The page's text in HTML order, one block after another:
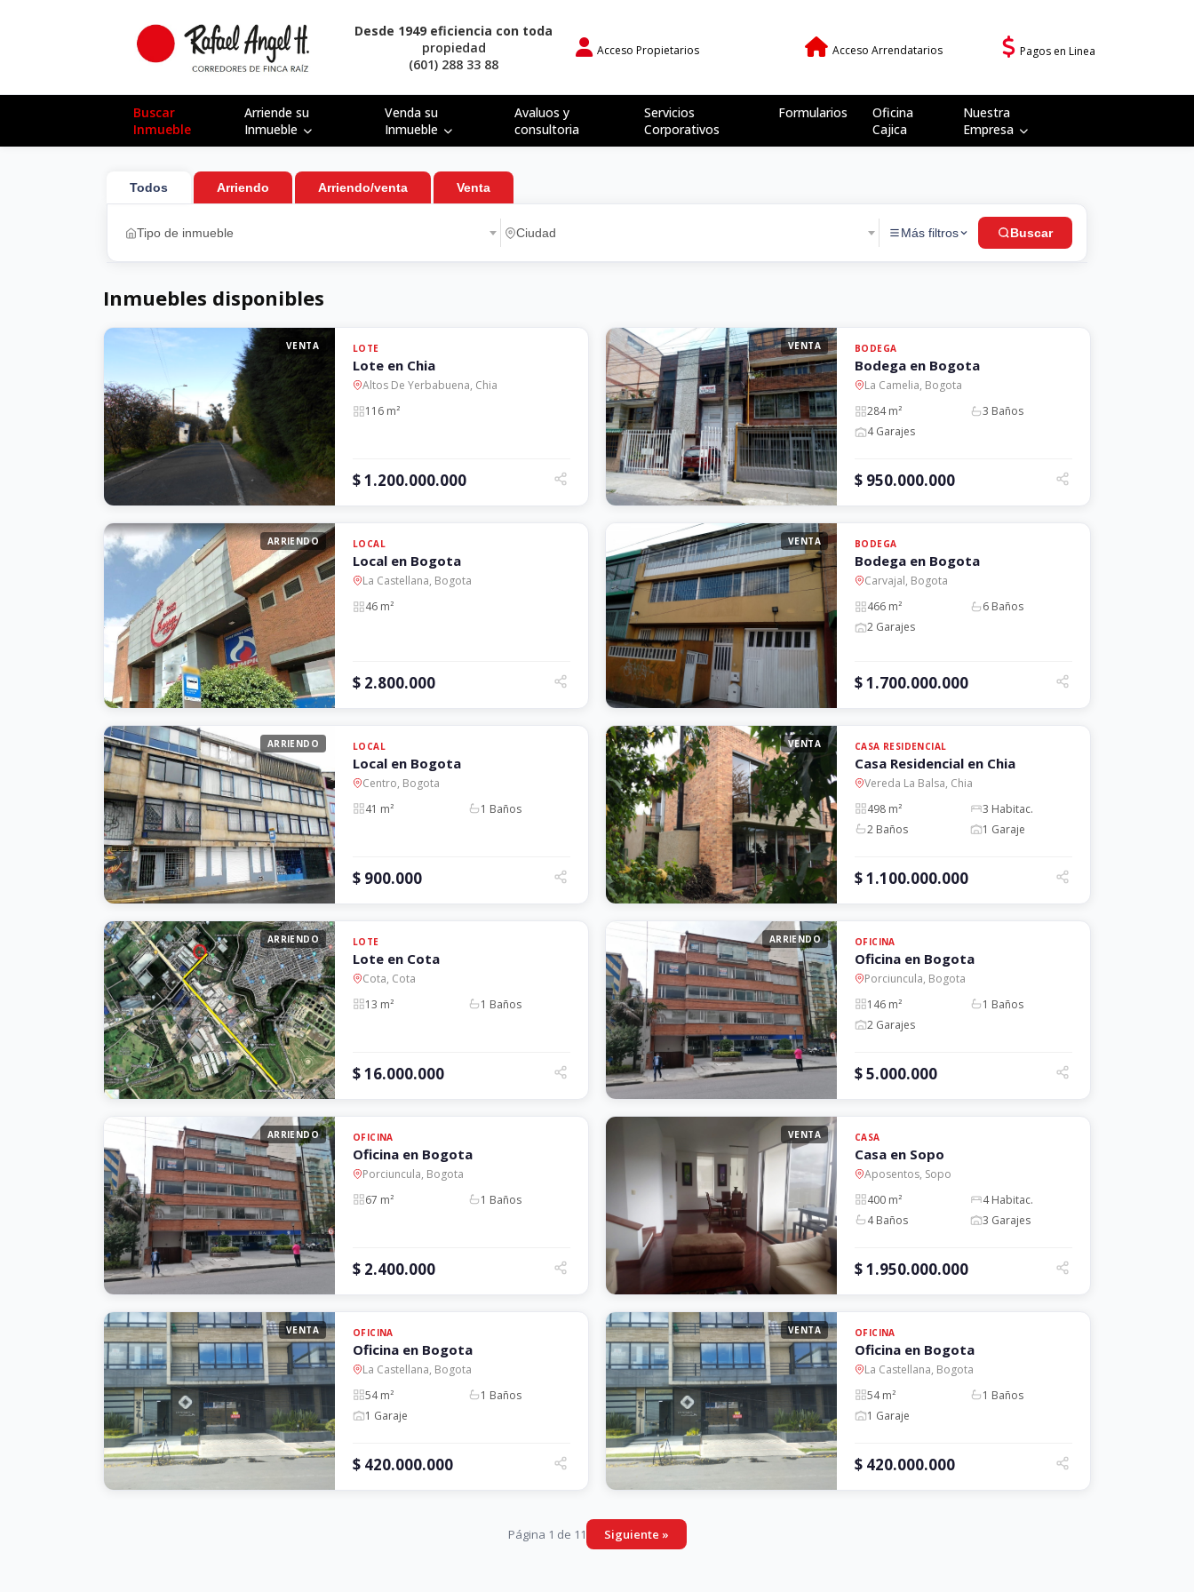
Desde 1949 eficiencia con toda
propiedad
(601) 288 33 88
Acceso Propietarios Acceso Arrendatarios Pagos en Linea
Buscar
Inmueble
Arriende su
Inmueble
Venda su
Inmueble
Avaluos y
consultoria
Servicios
Corporativos
Formularios
Oficina
Cajica
Nuestra
Empresa
Todos Arriendo Arriendo/venta Venta
Más filtros Buscar
PRECIO MÍNIMO PRECIO MÁXIMO ÁREA MÁXIMA M²
Buscar inmuebles
Inmuebles disponibles
VENTA LOTE
Lote en Chia
Altos De Yerbabuena, Chia
116 m²
$ 1.200.000.000
VENTA BODEGA
Bodega en Bogota
La Camelia, Bogota
284 m²
3 Baños
4 Garajes
$ 950.000.000
ARRIENDO LOCAL
Local en Bogota
La Castellana, Bogota
46 m²
$ 2.800.000
VENTA BODEGA
Bodega en Bogota
Carvajal, Bogota
466 m²
6 Baños
2 Garajes
$ 1.700.000.000
ARRIENDO LOCAL
Local en Bogota
Centro, Bogota
41 m²
1 Baños
$ 900.000
VENTA CASA RESIDENCIAL
Casa Residencial en Chia
Vereda La Balsa, Chia
498 m²
3 Habitac.
2 Baños
1 Garaje
$ 1.100.000.000
ARRIENDO LOTE
Lote en Cota
Cota, Cota
13 m²
1 Baños
$ 16.000.000
ARRIENDO OFICINA
Oficina en Bogota
Porciuncula, Bogota
146 m²
1 Baños
2 Garajes
$ 5.000.000
ARRIENDO OFICINA
Oficina en Bogota
Porciuncula, Bogota
67 m²
1 Baños
$ 2.400.000
VENTA CASA
Casa en Sopo
Aposentos, Sopo
400 m²
4 Habitac.
4 Baños
3 Garajes
$ 1.950.000.000
VENTA OFICINA
Oficina en Bogota
La Castellana, Bogota
54 m²
1 Baños
1 Garaje
$ 420.000.000
VENTA OFICINA
Oficina en Bogota
La Castellana, Bogota
54 m²
1 Baños
1 Garaje
$ 420.000.000
Página 1 de 11 Siguiente »